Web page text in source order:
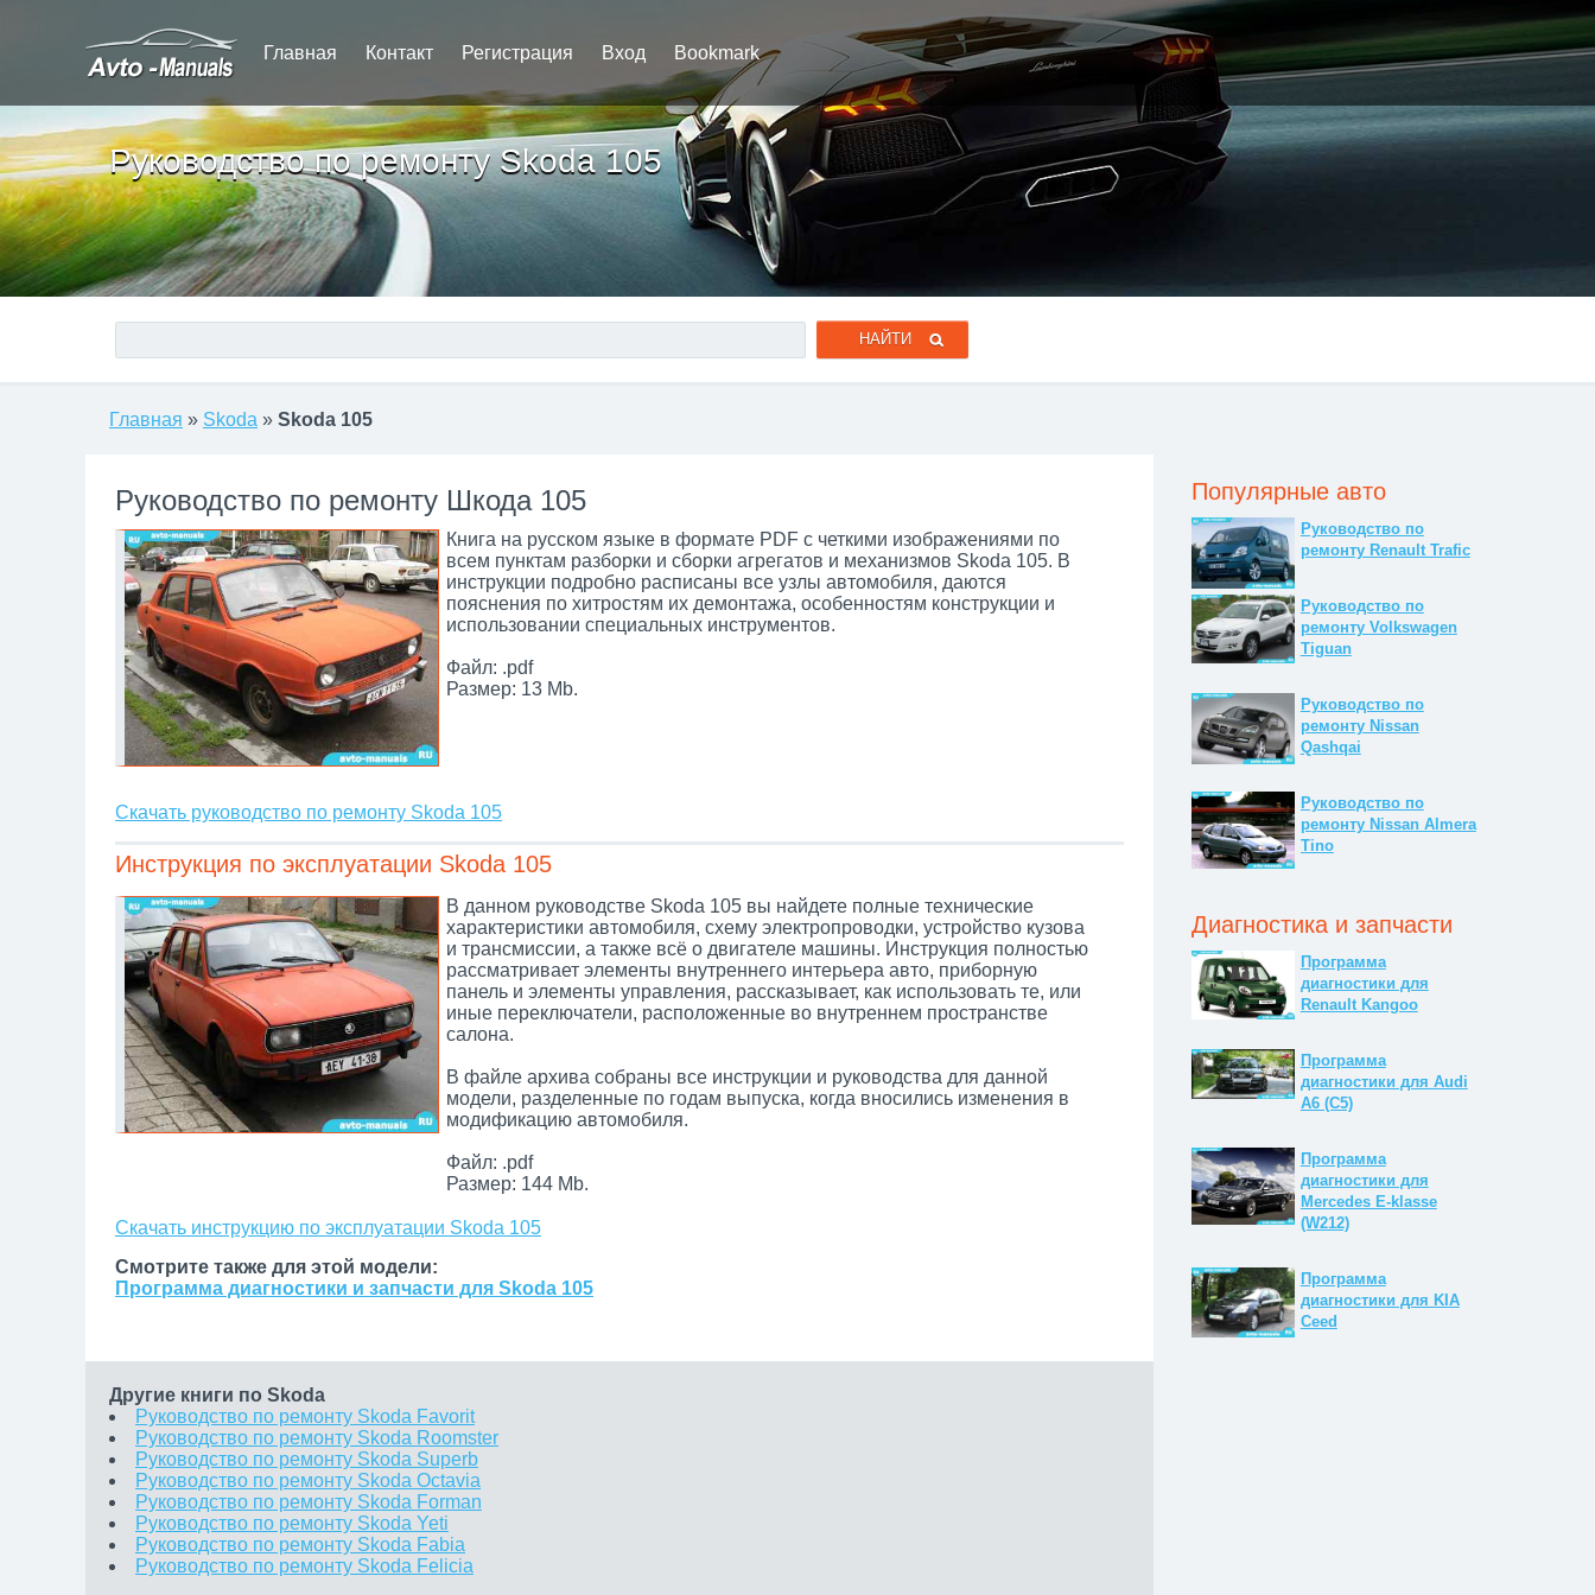
Главная Контакт Регистрация Вход Bookmark
Руководство по ремонту Skoda 105
Главная » Skoda » Skoda 105
Руководство по ремонту Шкода 105
Книга на русском языке в формате PDF с четкими изображениями по
всем пунктам разборки и сборки агрегатов и механизмов Skoda 105. В
инструкции подробно расписаны все узлы автомобиля, даются
пояснения по хитростям их демонтажа, особенностям конструкции и
использовании специальных инструментов.
Файл: .pdf
Размер: 13 Mb.
Скачать руководство по ремонту Skoda 105
Инструкция по эксплуатации Skoda 105
В данном руководстве Skoda 105 вы найдете полные технические
характеристики автомобиля, схему электропроводки, устройство кузова
и трансмиссии, а также всё о двигателе машины. Инструкция полностью
рассматривает элементы внутреннего интерьера авто, приборную
панель и элементы управления, рассказывает, как использовать те, или
иные переключатели, расположенные во внутреннем пространстве
салона.
В файле архива собраны все инструкции и руководства для данной
модели, разделенные по годам выпуска, когда вносились изменения в
модификацию автомобиля.
Файл: .pdf
Размер: 144 Mb.
Скачать инструкцию по эксплуатации Skoda 105
Смотрите также для этой модели:
Программа диагностики и запчасти для Skoda 105
Другие книги по Skoda
Руководство по ремонту Skoda Favorit
Руководство по ремонту Skoda Roomster
Руководство по ремонту Skoda Superb
Руководство по ремонту Skoda Octavia
Руководство по ремонту Skoda Forman
Руководство по ремонту Skoda Yeti
Руководство по ремонту Skoda Fabia
Руководство по ремонту Skoda Felicia
Популярные авто
Руководство по
ремонту Renault Trafic
Руководство по
ремонту Volkswagen
Tiguan
Руководство по
ремонту Nissan
Qashqai
Руководство по
ремонту Nissan Almera
Tino
Диагностика и запчасти
Программа
диагностики для
Renault Kangoo
Программа
диагностики для Audi
A6 (C5)
Программа
диагностики для
Mercedes E-klasse
(W212)
Программа
диагностики для KIA
Ceed